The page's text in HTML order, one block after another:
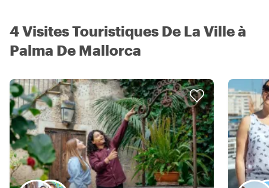
4 Visites Touristiques De La Ville à
Palma De Mallorca